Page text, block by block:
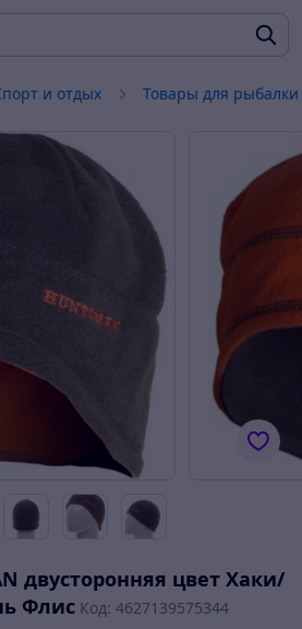
и отдых Товары для рыбалки
двусторонняя цвет Хаки/
Флис Код: 4627139575344